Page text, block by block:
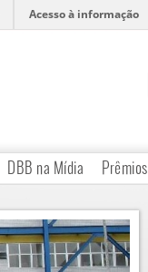
Acesso à informação
DBB na Mídia Prêmios